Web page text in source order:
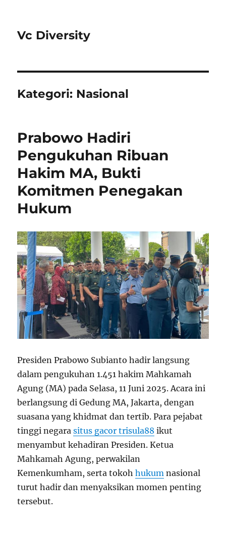
Vc Diversity
Kategori: Nasional
Prabowo Hadiri
Pengukuhan Ribuan
Hakim MA, Bukti
Komitmen Penegakan
Hukum
Presiden Prabowo Subianto hadir langsung
dalam pengukuhan 1.451 hakim Mahkamah
Agung (MA) pada Selasa, 11 Juni 2025. Acara ini
berlangsung di Gedung MA, Jakarta, dengan
suasana yang khidmat dan tertib. Para pejabat
tinggi negarasitus gacor trisula88 ikut
menyambut kehadiran Presiden. Ketua
Mahkamah Agung, perwakilan
Kemenkumham, serta tokohhukum nasional
turut hadir dan menyaksikan momen penting
tersebut.